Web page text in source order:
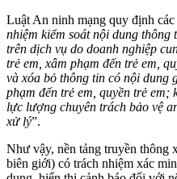
Luật An ninh mạng quy định
nhiệm kiểm soát nội dung
trên dịch vụ do doanh nghiệp
trẻ em, xâm phạm đến trẻ em,
và xóa bỏ thông tin có nội dung
phạm đến trẻ em, quyền trẻ
lực lượng chuyên trách bảo vệ
xử lý”.
Như vậy, nền tảng truyền thông
biên giới) có trách nhiệm xác